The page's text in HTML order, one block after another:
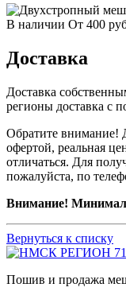
В наличии От 400
Доставка
Доставка
регионы доставка с
Обратите внимание!
офертой, реальная
отличаться. Для
пожалуйста, по
Внимание!
Вернуться к списку
Пошив и продажа